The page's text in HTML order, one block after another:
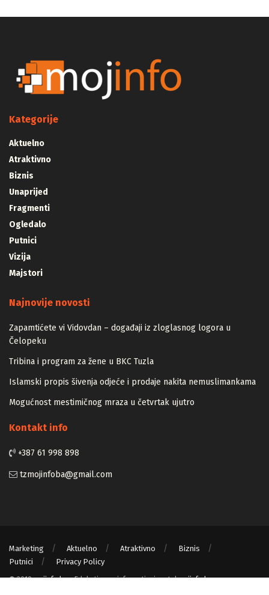
Kategorije
Aktuelno
Atraktivno
Biznis
Unaprijed
Fragmenti
Ogledalo
Putnici
Vizija
Majstori
Najnovije novosti
Zapamtićete vi Vidovdan – događaji iz zloglasnog logora u
Čelopeku
Tribina i program za žene u BKC Tuzla
Islamski propis šivenja odjeće i prodaje nakita nemuslimankama
Mogućnost mestimičnog mraza u četvrtak ujutro
Kontakt info
+387 61 998 898
tzmojinfoba@gmail.com
Marketing Aktuelno Atraktivno
Biznis
Putnici
Privacy Policy
© 2019mojinfo.ba- Edukativno - informativni portalmojinfo.ba.